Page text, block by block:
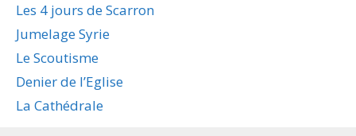
Les 4 jours de Scarron
Jumelage Syrie
Le Scoutisme
Denier de l’Eglise
La Cathédrale